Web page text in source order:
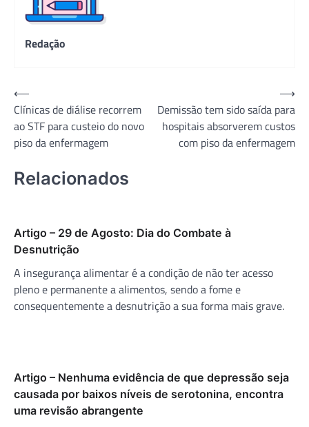
Redação
Navegação
de
Post
⟵
Clínicas de diálise recorrem
ao STF para custeio do novo
piso da enfermagem
Demissão tem sido saída para
hospitais absorverem custos
com piso da enfermagem
⟶
Relacionados
Artigo – 29 de Agosto: Dia do Combate à
Desnutrição
A insegurança alimentar é a condição de não ter acesso
pleno e permanente a alimentos, sendo a fome e
consequentemente a desnutrição a sua forma mais grave.
Artigo – Nenhuma evidência de que depressão seja
causada por baixos níveis de serotonina, encontra
uma revisão abrangente